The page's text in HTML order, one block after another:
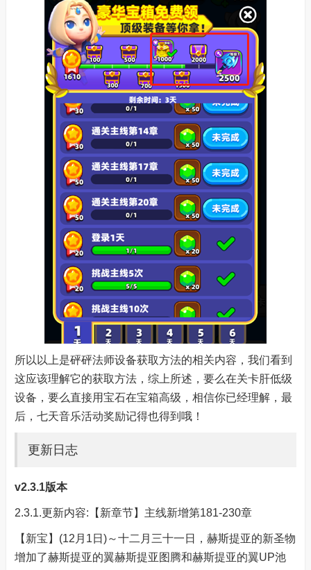
所以以上是砰砰法师设备获取方法的相关内容，我们看到
这应该理解它的获取方法，综上所述，要么在关卡肝低级
设备，要么直接用宝石在宝箱高级，相信你已经理解，最
后，七天音乐活动奖励记得也得到哦！
更新日志
v2.3.1版本
2.3.1.更新内容:【新章节】主线新增第181-230章
【新宝】(12月1日)～十二月三十一日，赫斯提亚的新圣物
增加了赫斯提亚的翼赫斯提亚图腾和赫斯提亚的翼UP池